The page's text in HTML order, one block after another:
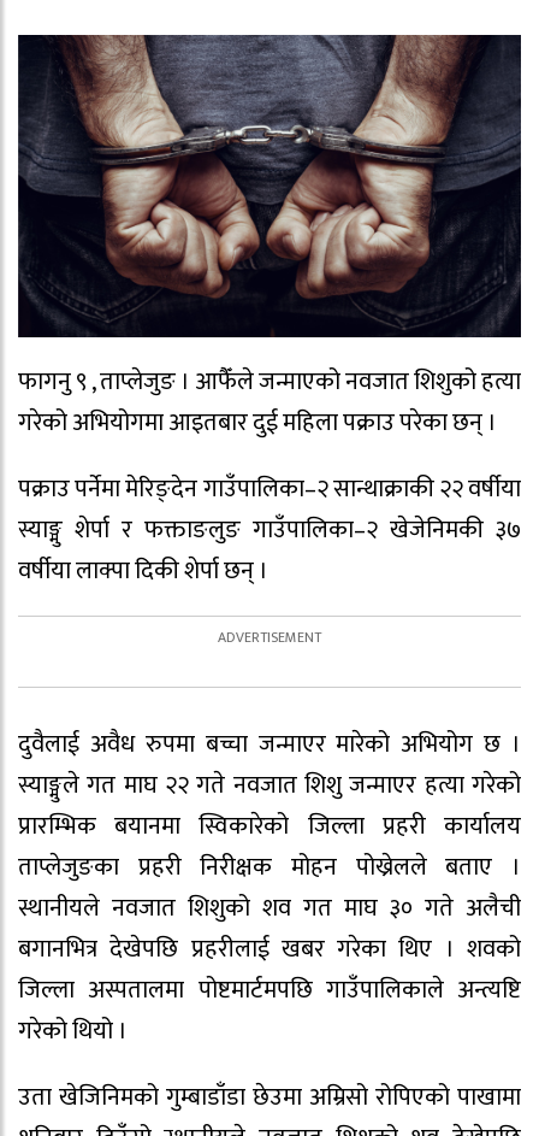
फागनु ९ , ताप्लेजुङ । आफैँले जन्माएको नवजात शिशुको हत्या
गरेको अभियोगमा आइतबार दुई महिला पक्राउ परेका छन् ।
पक्राउ पर्नेमा मेरिङ्देन गाउँपालिका–२ सान्थाक्राकी २२ वर्षीया
स्याङ्मु शेर्पा र फक्ताङलुङ गाउँपालिका–२ खेजेनिमकी ३७
वर्षीया लाक्पा दिकी शेर्पा छन् ।
दुवैलाई अवैध रुपमा बच्चा जन्माएर मारेको अभियोग छ ।
स्याङ्मुले गत माघ २२ गते नवजात शिशु जन्माएर हत्या गरेको
प्रारम्भिक बयानमा स्विकारेको जिल्ला प्रहरी कार्यालय
ताप्लेजुङका प्रहरी निरीक्षक मोहन पोख्रेलले बताए ।
स्थानीयले नवजात शिशुको शव गत माघ ३० गते अलैची
बगानभित्र देखेपछि प्रहरीलाई खबर गरेका थिए । शवको
जिल्ला अस्पतालमा पोष्टमार्टमपछि गाउँपालिकाले अन्त्यष्टि
गरेको थियो ।
उता खेजिनिमको गुम्बाडाँडा छेउमा अम्रिसो रोपिएको पाखामा